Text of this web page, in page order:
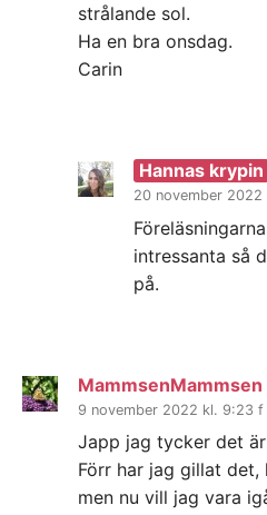
strålande sol.
Ha en bra onsdag.
Carin
Hannas krypin
20 november
intressanta så
på.
MammsenMammsen
9 november 2022 kl. 9:23 f
Japp jag tycker det
Förr har jag gillat
men nu vill jag vara